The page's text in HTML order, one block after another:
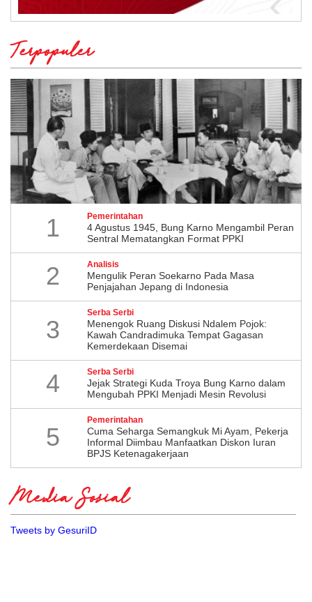
Terpopuler
1 Pemerintahan
4 Agustus 1945, Bung Karno Mengambil Peran
Sentral Mematangkan Format PPKI
2 Analisis
Mengulik Peran Soekarno Pada Masa
Penjajahan Jepang di Indonesia
3
Serba Serbi
Menengok Ruang Diskusi Ndalem Pojok:
Kawah Candradimuka Tempat Gagasan
Kemerdekaan Disemai
4 Serba Serbi
Jejak Strategi Kuda Troya Bung Karno dalam
Mengubah PPKI Menjadi Mesin Revolusi
5
Pemerintahan
Cuma Seharga Semangkuk Mi Ayam, Pekerja
Informal Diimbau Manfaatkan Diskon Iuran
BPJS Ketenagakerjaan
Media Sosial
Tweets by GesuriID